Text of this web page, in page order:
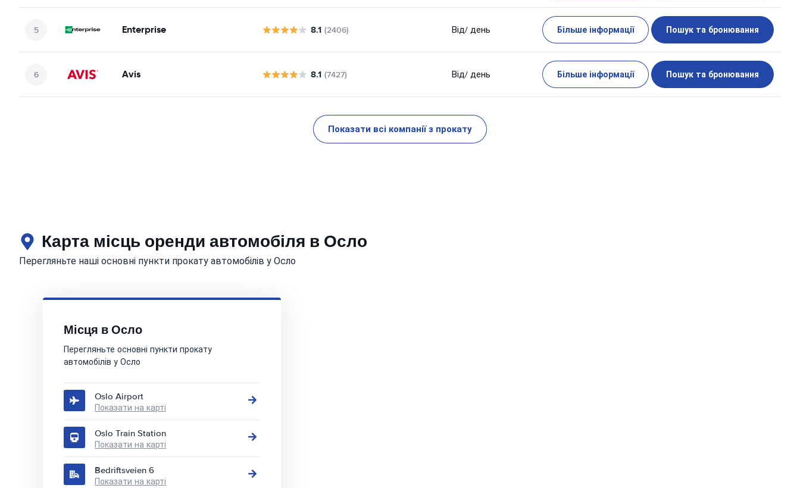
Enterprise 8.1 (2406) Від/ день Більше інформації Пошук та бронювання
Avis 8.1 (7427) Від/ день Більше інформації Пошук та бронювання
Показати всі компанії з прокату
Карта місць оренди автомобіля в Осло
Перегляньте наші основні пункти прокату автомобілів у Осло
Місця в Осло
Перегляньте основні пункти прокату
автомобілів у Осло
Oslo Airport
Показати на карті
Oslo Train Station
Показати на карті
Bedriftsveien 6
Показати на карті